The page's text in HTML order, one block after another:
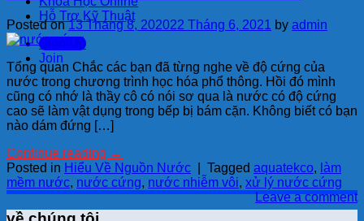
Hỗ Trợ Kỹ Thuật
Sign Up
Join
Posted on13 Tháng 8, 202022 Tháng 6, 2021 by admin
Tổng quan Chắc các bạn đã từng nghe về độ cứng của
nước trong chương trình học hóa phổ thông. Hồi đó mình
cũng có nhớ là thầy cô có nói sơ qua là nước có độ cứng
cao sẽ làm vật dụng trong bếp bị bám cặn. Không biết có bạn
nào dám đứng […]
Continue reading →
Posted in Hiểu Về Nguồn Nước Tagged aquatekco, làm
mềm nước, nước cứng, nước nhiễm vôi, xử lý nước cứng
Leave a comment